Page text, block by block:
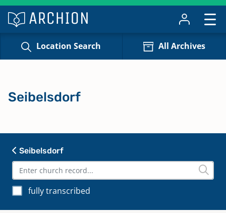
Location Search All Archives
Seibelsdorf
fully transcribed
Seibelsdorf